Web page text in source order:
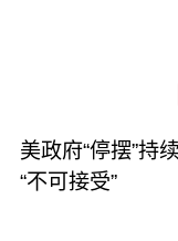
美政府“停摆”
“不可接受”